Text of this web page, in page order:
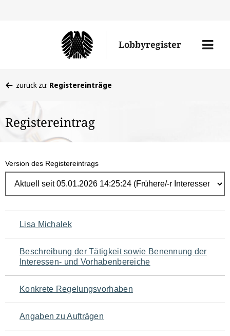
Lobbyregister
Menü
befinden
hier:
zurück zu: Registereinträge
Registereintrag
Version des Registereintrags
Navigation
für
den
Seiteninhalt
Lisa Michalek
Beschreibung der Tätigkeit sowie Benennung der
Interessen- und Vorhabenbereiche
Konkrete Regelungsvorhaben
Angaben zu Aufträgen